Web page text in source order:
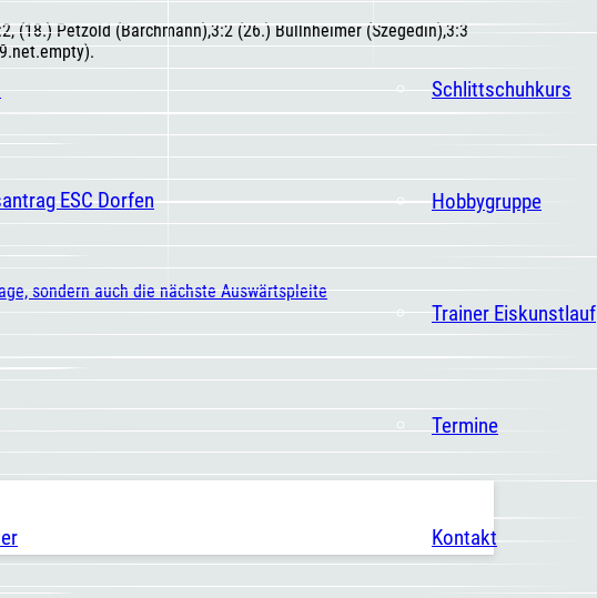
Schlittschuhkurs
Hobbygruppe
Trainer Eiskunstlauf
Termine
Kontakt
ESC Dorfen
(18.) Petzold (Barchmann),3:2 (26.) Bullnheimer (Szegedin),3:3
sondern auch die nächste Auswärtspleite